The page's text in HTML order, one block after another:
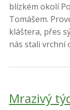
blízkém okolí
Tomášem.
kláštera, přes
nás stali vrchní
Mrazivý